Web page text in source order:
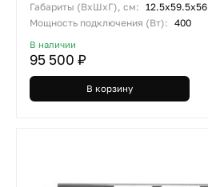
Габариты (ВхШхГ), см: 12.5х59.5х56
Мощность подключения (Вт): 400
В наличии
95 500 ₽
В корзину